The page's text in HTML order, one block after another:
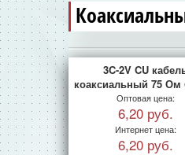
3C-2V CU
коаксиальный 75 Ом
Оптовая цена:
6,20 руб.
Интернет цена:
6,20 руб.